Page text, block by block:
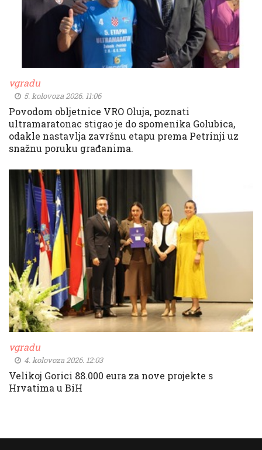
vgradu
5. kolovoza 2026. 11:06
Povodom obljetnice VRO Oluja, poznati
ultramaratonac stigao je do spomenika Golubica,
odakle nastavlja završnu etapu prema Petrinji uz
snažnu poruku građanima.
vgradu
4. kolovoza 2026. 12:03
Velikoj Gorici 88.000 eura za nove projekte s
Hrvatima u BiH